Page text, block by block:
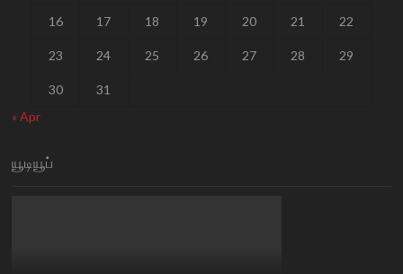
16 17 18 19 20 21 22
23 24 25 26 27 28 29
30
31
« Apr
யூடியூப்